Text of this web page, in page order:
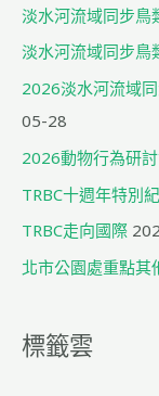
淡水河流域同步
淡水河流域同步
2026淡水河流域
05-28
2026動物行為研
TRBC十週年特別
TRBC走向國際
北市公園處重點其
標籤雲